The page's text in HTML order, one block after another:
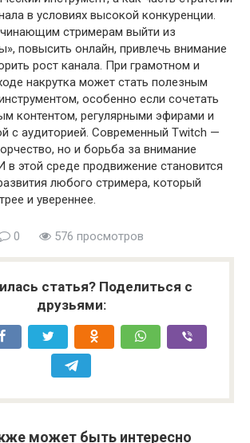
в условиях высокой конкуренции.
стримерам выйти из
повысить онлайн, привлечь внимание
рост канала. При грамотном и
накрутка может стать полезным
особенно если сочетать
контентом, регулярными эфирами и
с аудиторией. Современный Twitch —
но и борьба за внимание
в этой среде продвижение становится
любого стримера, который
и увереннее.
0 576 просмотров
статья? Поделиться с
друзьями:
может быть интересно